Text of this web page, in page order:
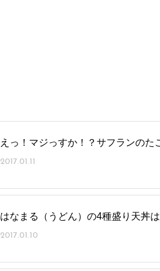
えっ！マジっすか！？サフランのた
2017.01.11
はなまる（うどん）の4種盛り天丼
2017.01.10